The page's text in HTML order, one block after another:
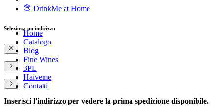
DrinkMe at Home
Home
Catalogo
Blog
Fine Wines
3PL
Haiveme
Contatti
Seleziona un indirizzo
Inserisci l'indirizzo per vedere la prima spedizione disponibile.